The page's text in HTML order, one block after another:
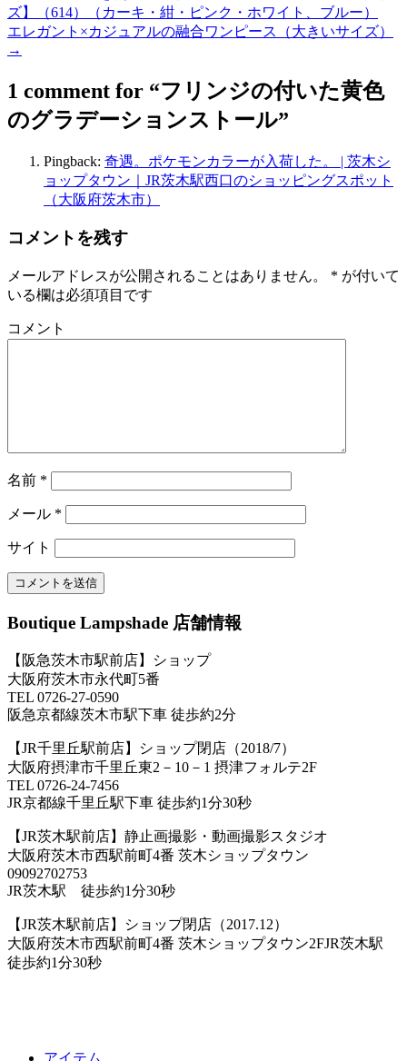
ズ】（614）（カーキ・紺・ピンク・ホワイト、ブルー）
エレガント×カジュアルの融合ワンピース（大きいサイズ）
→
1 comment for “フリンジの付いた黄色
のグラデーションストール”
Pingback: 奇遇。ポケモンカラーが入荷した。 | 茨木シ
ョップタウン｜JR茨木駅西口のショッピングスポット
（大阪府茨木市）
コメントを残す
メールアドレスが公開されることはありません。 * が付いて
いる欄は必須項目です
コメント
名前 *
メール *
サイト
Boutique Lampshade 店舗情報
【阪急茨木市駅前店】ショップ
大阪府茨木市永代町5番
TEL 0726-27-0590
阪急京都線茨木市駅下車 徒歩約2分
【JR千里丘駅前店】ショップ閉店（2018/7）
大阪府摂津市千里丘東2－10－1 摂津フォルテ2F
TEL 0726-24-7456
JR京都線千里丘駅下車 徒歩約1分30秒
【JR茨木駅前店】静止画撮影・動画撮影スタジオ
大阪府茨木市西駅前町4番 茨木ショップタウン
09092702753
JR茨木駅 徒歩約1分30秒
【JR茨木駅前店】ショップ閉店（2017.12）
大阪府茨木市西駅前町4番 茨木ショップタウン2FJR茨木駅
徒歩約1分30秒